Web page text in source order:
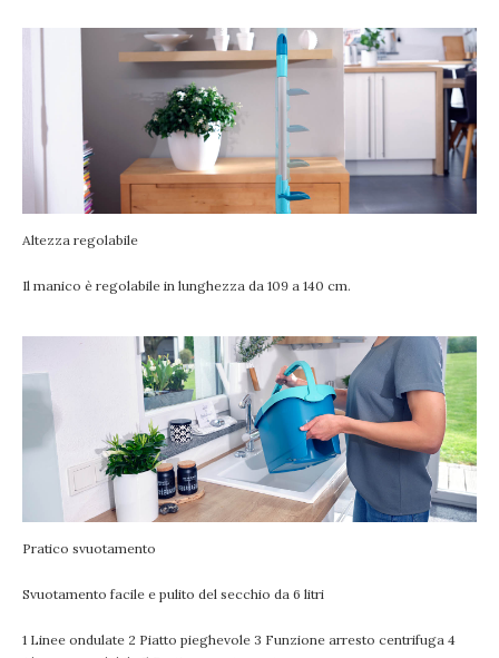
Altezza regolabile
Il manico è regolabile in lunghezza da 109 a 140 cm.
Pratico svuotamento
Svuotamento facile e pulito del secchio da 6 litri
1 Linee ondulate 2 Piatto pieghevole 3 Funzione arresto centrifuga 4